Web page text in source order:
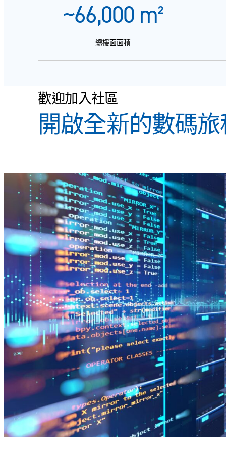
~66,000 m²
總樓面面積
歡迎加入社區
開啟全新的數碼